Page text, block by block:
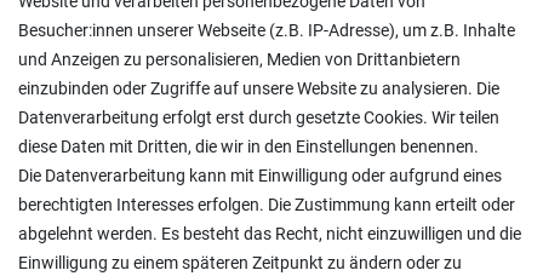
Lieferung in die Schweiz
Pflegesymbole
Lagerverkauf
Ratgeber & News
Ein einfach toller Service - prompte Lieferung und
sogar mit Pflegehinweis!
Besucher:innen unserer Webseite (z.B. IP-Adresse), um z.B. Inhalte
und Anzeigen zu personalisieren, Medien von Drittanbietern
einzubinden oder Zugriffe auf unsere Website zu analysieren. Die
Datenverarbeitung erfolgt erst durch gesetzte Cookies. Wir teilen
diese Daten mit Dritten, die wir in den Einstellungen benennen.
Die Datenverarbeitung kann mit Einwilligung oder aufgrund eines
berechtigten Interesses erfolgen. Die Zustimmung kann erteilt oder
abgelehnt werden. Es besteht das Recht, nicht einzuwilligen und die
Einwilligung zu einem späteren Zeitpunkt zu ändern oder zu